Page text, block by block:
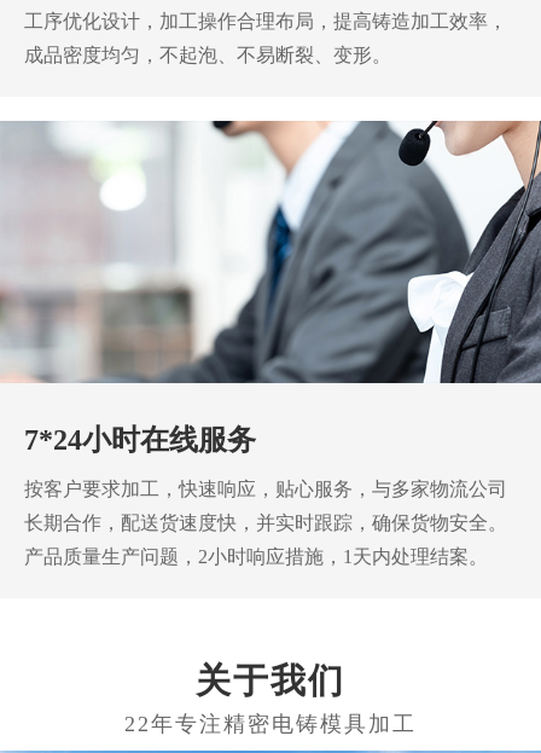
工序优化设计，加工操作合理布局，提高铸造加工效率，
成品密度均匀，不起泡、不易断裂、变形。
7*24小时在线服务
按客户要求加工，快速响应，贴心服务，与多家物流公司
长期合作，配送货速度快，并实时跟踪，确保货物安全。
产品质量生产问题，2小时响应措施，1天内处理结案。
关于我们